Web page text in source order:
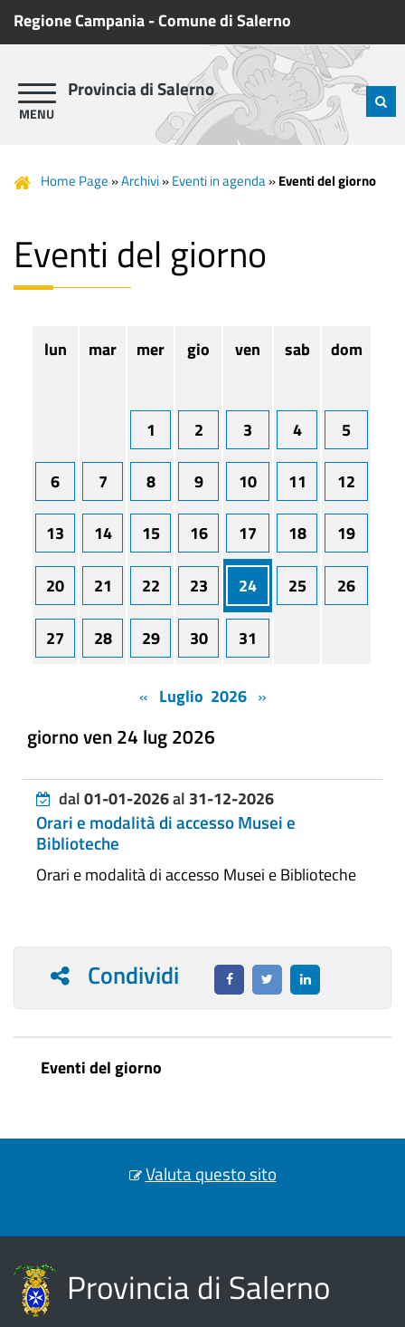
Regione Campania-Comune di Salerno
Provincia di Salerno
Home Page »Archivi»Eventi in agenda»Eventi del giorno
Eventi del giorno
lun mar mer gio ven sab dom
1 2 3 4 5
6 7 8 9 10 11 12
13 14 15 16 17 18 19
20 21 22 23 24 25 26
27 28 29 30 31
« Luglio 2026 »
giorno ven 24 lug 2026
dal01-01-2026al 31-12-2026
Orari e modalità di accesso Musei e
Biblioteche
Orari e modalità di accesso Musei e Biblioteche
Condividi
Eventi del giorno
Valuta questo sito
Provincia di Salerno